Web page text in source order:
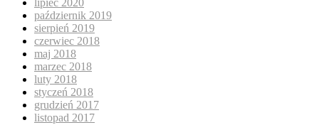
lipiec 2020
październik 2019
sierpień 2019
czerwiec 2018
maj 2018
marzec 2018
luty 2018
styczeń 2018
grudzień 2017
listopad 2017